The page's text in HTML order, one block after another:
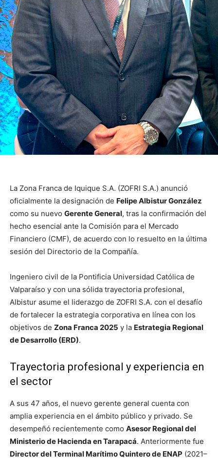
La Zona Franca de Iquique S.A. (ZOFRI S.A.) anunció
oficialmente la designación de Felipe Albistur González
como su nuevo Gerente General, tras la confirmación del
hecho esencial ante la Comisión para el Mercado
Financiero (CMF), de acuerdo con lo resuelto en la última
sesión del Directorio de la Compañía.
Ingeniero civil de la Pontificia Universidad Católica de
Valparaíso y con una sólida trayectoria profesional,
Albistur asume el liderazgo de ZOFRI S.A. con el desafío
de fortalecer la estrategia corporativa en línea con los
objetivos de Zona Franca 2025 y la Estrategia Regional
de Desarrollo (ERD).
Trayectoria profesional y experiencia en
el sector
A sus 47 años, el nuevo gerente general cuenta con
amplia experiencia en el ámbito público y privado. Se
desempeñó recientemente como Asesor Regional del
Ministerio de Hacienda en Tarapacá. Anteriormente fue
Director del Terminal Marítimo Quintero de ENAP (2021–